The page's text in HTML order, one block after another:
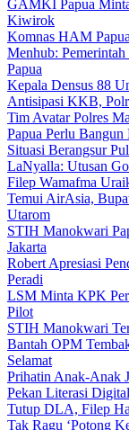
GAMKI Papua
Kiwirok
Komnas HAM
Menhub:
Papua
Kepala Densus 88
Antisipasi KKB,
Tim Avatar Polres
Papua Perlu Bangun
Situasi Berangsur
LaNyalla: Utusan
Filep Wamafma
Temui AirAsia,
Utarom
STIH Manokwari
Jakarta
Robert Apresiasi
Peradi
LSM Minta KPK
Pilot
STIH Manokwari
Bantah OPM
Selamat
Prihatin Anak-Anak
Pekan Literasi
Tutup DLA, Filep
Tak Ragu ‘Potong